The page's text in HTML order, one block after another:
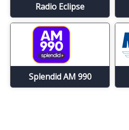
Radio Eclipse
Splendid AM 990